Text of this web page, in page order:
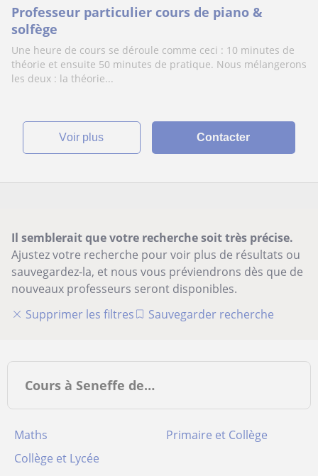
Professeur particulier cours de piano &
solfège
Une heure de cours se déroule comme ceci : 10 minutes de
théorie et ensuite 50 minutes de pratique. Nous mélangerons
les deux : la théorie...
voir plus Contacter
Il semblerait que votre recherche soit très précise.
Ajustez votre recherche pour voir plus de résultats ou
sauvegardez-la, et nous vous préviendrons dès que de
nouveaux professeurs seront disponibles.
Supprimer les filtres
Sauvegarder recherche
Cours à Seneffe de…
Maths
Primaire et Collège
Collège et Lycée